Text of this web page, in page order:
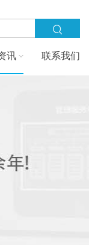
讯 联系我们